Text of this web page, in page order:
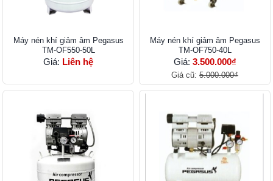
Máy nén khí giảm âm Pegasus
TM-OF550-50L
Giá: Liên hệ
Máy nén khí giảm âm Pegasus
TM-OF750-40L
Giá: 3.500.000₫
Giá cũ: 5.000.000₫